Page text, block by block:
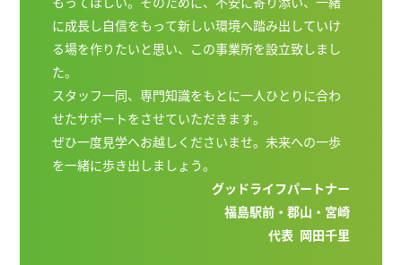
に成長し自信をもって新しい環境へ踏み出していけ
る場を作りたいと思い、この事業所を設立致しまし
た。
スタッフ一同、専門知識をもとに一人ひとりに合わ
せたサポートをさせていただきます。
ぜひ一度見学へお越しくださいませ。未来への一歩
を一緒に歩き出しましょう。
グッドライフパートナー
福島駅前・郡山・宮崎
代表 岡田千里